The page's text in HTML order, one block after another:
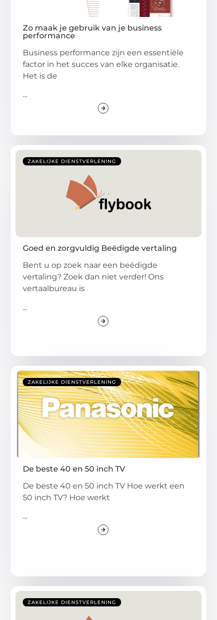
Zo maak je gebruik van je business
performance
Business performance zijn een essentiële
factor in het succes van elke organisatie.
Het is de
...
ZAKELIJKE DIENSTVERLENING
Goed en zorgvuldig Beëdigde vertaling
Bent u op zoek naar een beëdigde
vertaling? Zoek dan niet verder! Ons
vertaalbureau is
...
ZAKELIJKE DIENSTVERLENING
De beste 40 en 50 inch TV
De beste 40 en 50 inch TV Hoe werkt een
50 inch TV? Hoe werkt
...
ZAKELIJKE DIENSTVERLENING